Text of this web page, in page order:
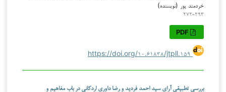
خردمند پور (نویسنده)
۲۷۲-۲۹۳
https://doi.org/۱۰.۶۱۸۳۸/jtpll.۱۵۹
بررسی تطبیقی آرای سید احمد فردید و رضا داوری اردکانی در باب مفاهیم و